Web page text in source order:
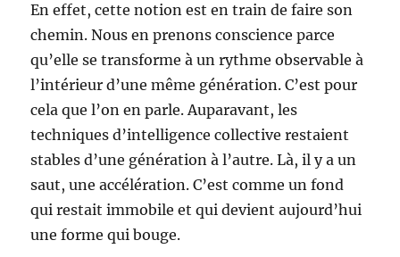
En effet, cette notion est en train de faire son
chemin. Nous en prenons conscience parce
qu’elle se transforme à un rythme observable à
l’intérieur d’une même génération. C’est pour
cela que l’on en parle. Auparavant, les
techniques d’intelligence collective restaient
stables d’une génération à l’autre. Là, il y a un
saut, une accélération. C’est comme un fond
qui restait immobile et qui devient aujourd’hui
une forme qui bouge.